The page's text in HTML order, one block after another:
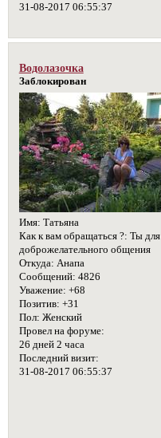
31-08-2017 06:55:37
Водолазочка
Заблокирован
Имя: Татьяна
Как к вам обращаться ?: Ты для
доброжелательного общения
Откуда: Анапа
Сообщений: 4826
Уважение: +68
Позитив: +31
Пол: Женский
Провел на форуме:
26 дней 2 часа
Последний визит:
31-08-2017 06:55:37